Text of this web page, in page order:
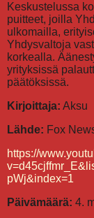
Keskustelussa
puitteet, joilla
ulkomailla,
Yhdysvaltoja
korkealla.
yrityksissä
päätöksissä.
Kirjoittaja: Aksu
Lähde: Fox
https://
pWj&index=1
Päivämäärä: 4.